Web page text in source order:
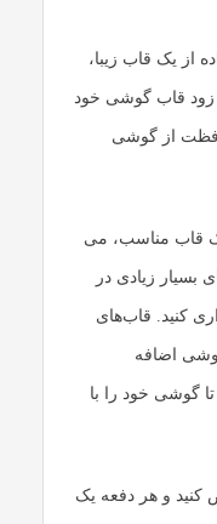
از یک قاب زیبا،
زود قاب گوشی خود
از گوشی
قاب مناسب، می
بسیار زیادی در
کنید. قاب‌های
اضافه
گوشی خود را با
کنید و هر دفعه یک